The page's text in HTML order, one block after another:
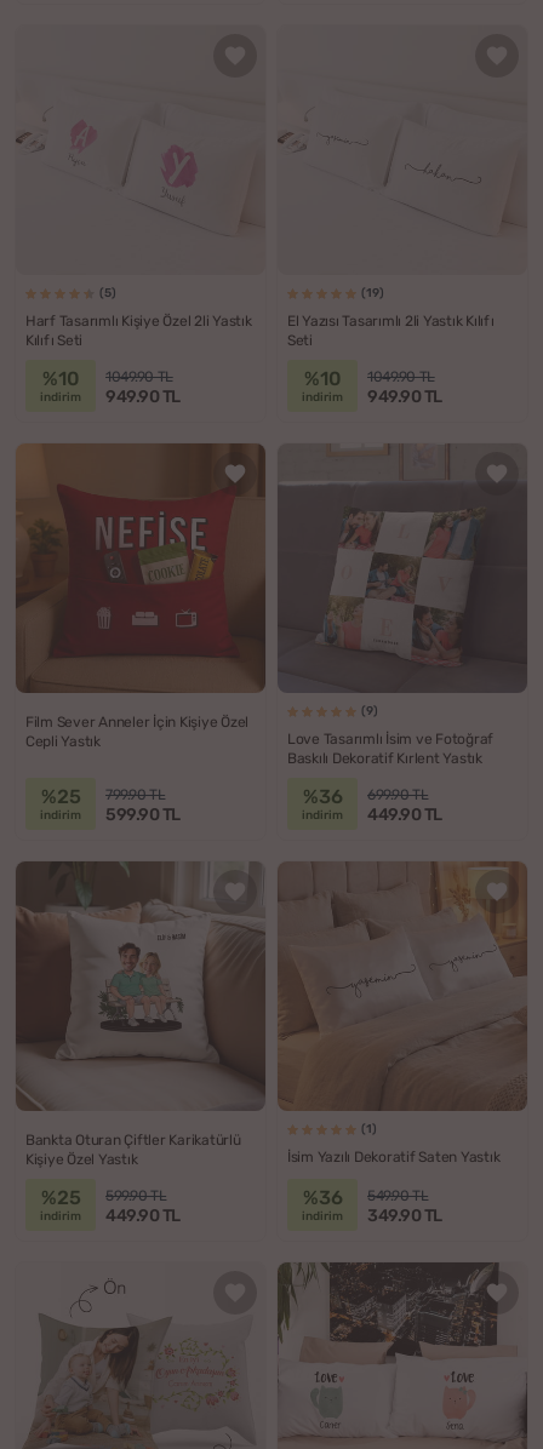
(5)
Harf Tasarımlı Kişiye Özel 2li Yastık
Kılıfı Seti
%10
indirim
1049.90 TL
949.90 TL
(19)
El Yazısı Tasarımlı 2li Yastık Kılıfı
Seti
%10
indirim
1049.90 TL
949.90 TL
Film Sever Anneler İçin Kişiye Özel
Cepli Yastık
%25
indirim
799.90 TL
599.90 TL
(9)
Love Tasarımlı İsim ve Fotoğraf
Baskılı Dekoratif Kırlent Yastık
%36
indirim
699.90 TL
449.90 TL
Bankta Oturan Çiftler Karikatürlü
Kişiye Özel Yastık
%25
indirim
599.90 TL
449.90 TL
(1)
İsim Yazılı Dekoratif Saten Yastık
%36
indirim
549.90 TL
349.90 TL